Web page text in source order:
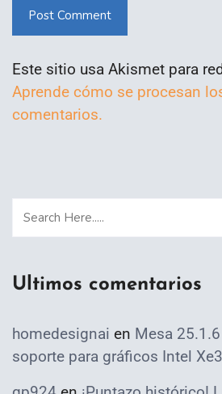
Post Comment
Este sitio usa Akismet para
Aprende cómo se procesan
comentarios.
Ultimos comentarios
homedesignai en Mesa
soporte para gráficos Intel